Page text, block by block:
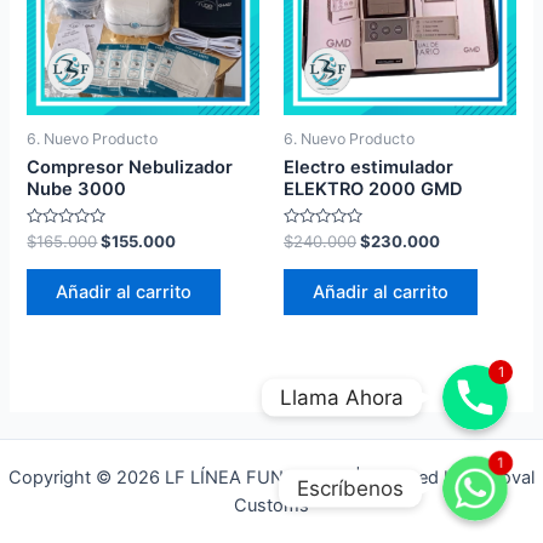
6. Nuevo Producto
Compresor Nebulizador
Nube 3000
Valorado
en
0
$165.000$155.000
Añadir al carrito
6. Nuevo Producto
Electro estimulador
ELEKTRO 2000 GMD
Valorado
en
0
$240.000$230.000
Añadir al carrito
Copyright © 2026 LF LÍNEA FUNCIONAL | Powered by Yenoval
Customs
WhatsApp
1
Escríbenos
1
Llama Ahora